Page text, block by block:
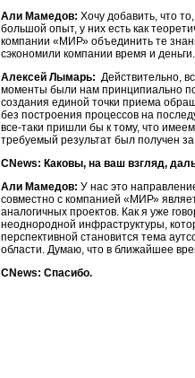
Али Мамедов: Хочу добавить, что
большой опыт, у них есть как
компании «МИР» объединить те
сэкономили компании время и деньги.
Алексей Лымарь: Действительно,
моменты были нам принципиально
создания единой точки приема
без построения процессов на
все-таки пришли бы к тому, что
требуемый результат был получен
CNews: Каковы, на ваш взгляд,
Али Мамедов: У нас это
совместно с компанией «МИР»
аналогичных проектов. Как я уже
неоднородной инфраструктуры,
перспективной становится тема
области. Думаю, что в ближайшее
CNews: Спасибо.